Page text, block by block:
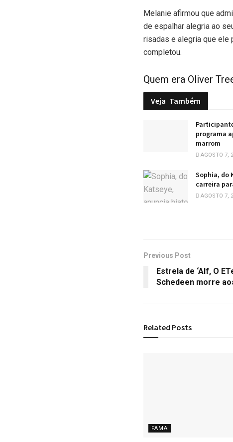
Melanie afirmou que
de espalhar alegria ao
risadas e alegria que ele
completou.
Quem era Oliver
Veja Também
programa
marrom
AGOSTO 7,
Sophia, do
carreira
AGOSTO 7,
Previous Post
Estrela de ‘Alf, O
Schedeen morre
Related Posts
FAMA